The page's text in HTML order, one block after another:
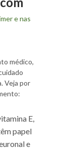
e nas
médico,
Veja por
E,
papel
e